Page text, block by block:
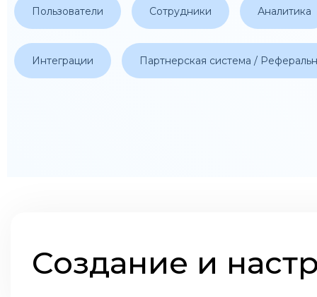
Пользователи Сотрудники Аналитика
Интеграции Партнерская система /
Создание и